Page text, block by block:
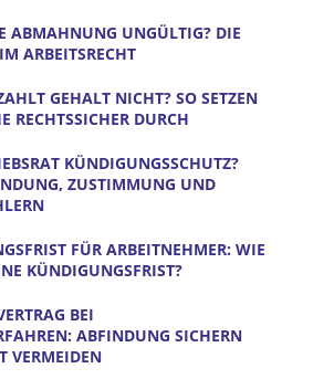
ABMAHNUNG UNGÜLTIG? DIE
ARBEITSRECHT
GEHALT NICHT? SO SETZEN
RECHTSSICHER DURCH
KÜNDIGUNGSSCHUTZ?
ZUSTIMMUNG UND
FÜR ARBEITNEHMER: WIE
KÜNDIGUNGSFRIST?
BEI
ABFINDUNG SICHERN
VERMEIDEN